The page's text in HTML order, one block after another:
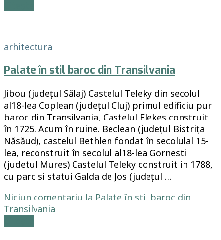
arhitectura
Palate în stil baroc din Transilvania
Jibou (județul Sălaj) Castelul Teleky din secolul
al18-lea Coplean (județul Cluj) primul edificiu pur
baroc din Transilvania, Castelul Elekes construit
în 1725. Acum în ruine. Beclean (județul Bistrița
Năsăud), castelul Bethlen fondat în secolulal 15-
lea, reconstruit în secolul al18-lea Gornesti
(judetul Mures) Castelul Teleky construit in 1788,
cu parc si statui Galda de Jos (județul …
Niciun comentariu la Palate în stil baroc din
Transilvania